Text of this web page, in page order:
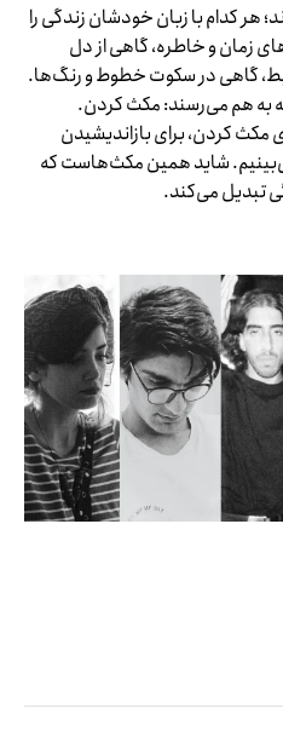
هر کدام با زبان خودشان زندگی را
زمان و خاطره، گاهی از دل
گاهی در سکوت خطوط و رنگ‌ها.
به هم می‌رسند: مکث کردن.
مکث کردن، برای بازاندیشیدن
شاید همین مکث‌هاست که
تبدیل می‌کند.